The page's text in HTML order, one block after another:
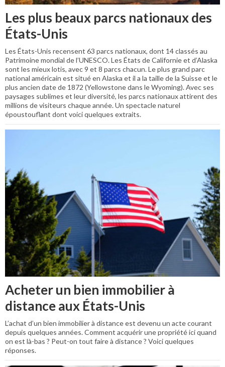
Les plus beaux parcs nationaux des
États-Unis
Les États-Unis recensent 63 parcs nationaux, dont 14 classés au
Patrimoine mondial de l’UNESCO. Les États de Californie et d’Alaska
sont les mieux lotis, avec 9 et 8 parcs chacun. Le plus grand parc
national américain est situé en Alaska et il a la taille de la Suisse et le
plus ancien date de 1872 (Yellowstone dans le Wyoming). Avec ses
paysages sublimes et leur diversité, les parcs nationaux attirent des
millions de visiteurs chaque année. Un spectacle naturel
époustouflant dont voici quelques extraits.
Acheter un bien immobilier à
distance aux États-Unis
L’achat d’un bien immobilier à distance est devenu un acte courant
depuis quelques années. Comment acquérir une propriété ici quand
on est là-bas ? Peut-on tout faire à distance ? Voici quelques
réponses.